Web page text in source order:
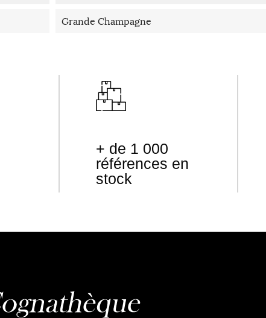
Grande Champagne
+ de 1 000
références en
stock